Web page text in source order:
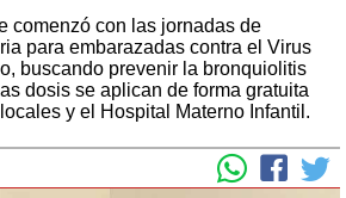
comenzó con las jornadas de
para embarazadas contra el Virus
buscando prevenir la bronquiolitis
dosis se aplican de forma gratuita
y el Hospital Materno Infantil.